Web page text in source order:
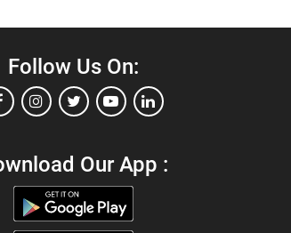
Follow Us On:
Our App :